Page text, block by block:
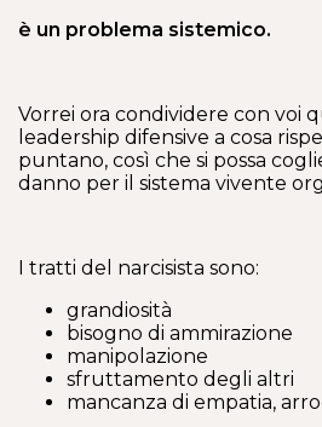
è un problema sistemico.
Vorrei ora condividere con voi
leadership difensive a cosa
puntano, così che si possa
danno per il sistema vivente
I tratti del narcisista sono:
grandiosità
bisogno di ammirazione
manipolazione
sfruttamento degli altri
mancanza di empatia,